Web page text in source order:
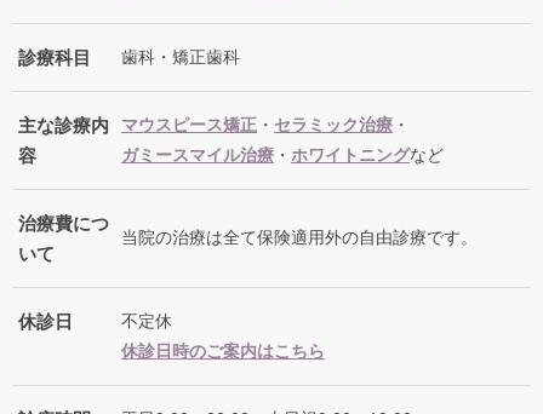
診療科目 歯科・矯正歯科
主な診療内
容
マウスピース矯正 ・ セラミック治療 ・
ガミースマイル治療 ・ ホワイトニングなど
治療費につ
いて
当院の治療は全て保険適用外の自由診療です。
休診日
不定休
休診日時のご案内はこちら